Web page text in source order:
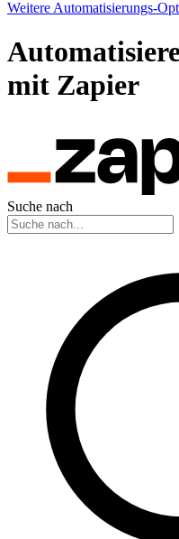
Weitere Automatisierungs-
mit Zapier
Suche nach